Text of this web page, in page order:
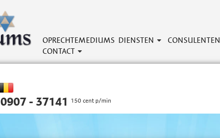
OPRECHTEMEDIUMS DIENSTEN CONSULENTEN
CONTACT
0907 - 37141 150 cent p/min